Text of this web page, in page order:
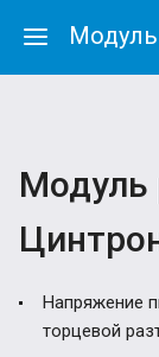
Модуль
Напряжение
торцевой